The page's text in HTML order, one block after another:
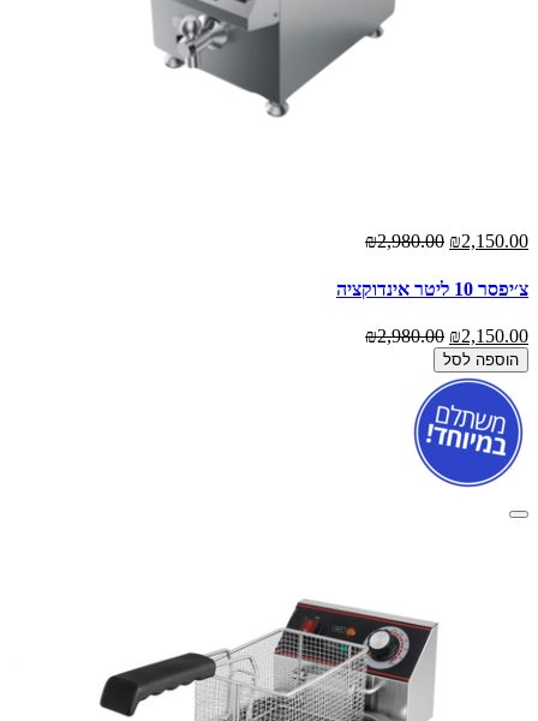
₪2,150.00
₪2,980.00
צ׳יפסר 10 ליטר אינדוקציה
₪2,150.00
₪2,980.00
הוספה לסל